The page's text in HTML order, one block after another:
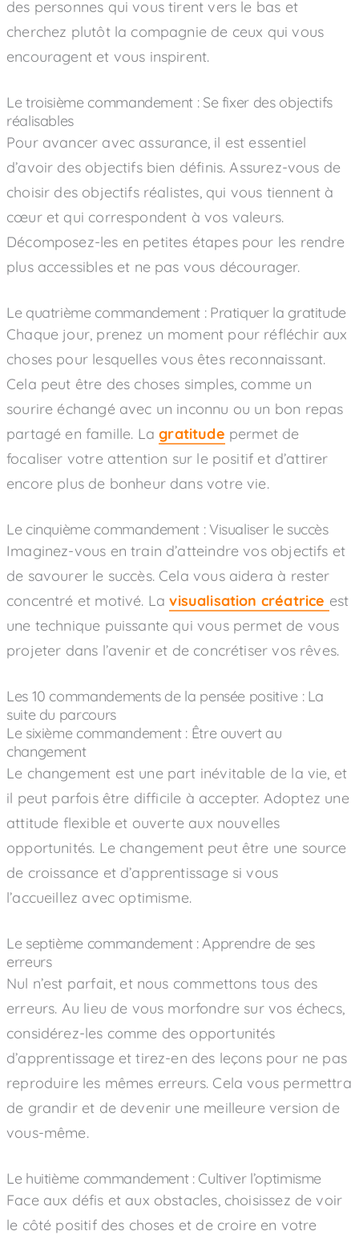
des personnes qui vous tirent vers le bas et
cherchez plutôt la compagnie de ceux qui vous
encouragent et vous inspirent.
Le troisième commandement : Se fixer des objectifs
réalisables
Pour avancer avec assurance, il est essentiel
d’avoir des objectifs bien définis. Assurez-vous de
choisir des objectifs réalistes, qui vous tiennent à
cœur et qui correspondent à vos valeurs.
Décomposez-les en petites étapes pour les rendre
plus accessibles et ne pas vous décourager.
Le quatrième commandement : Pratiquer la gratitude
Chaque jour, prenez un moment pour réfléchir aux
choses pour lesquelles vous êtes reconnaissant.
Cela peut être des choses simples, comme un
sourire échangé avec un inconnu ou un bon repas
partagé en famille. Lagratitude permet de
focaliser votre attention sur le positif et d’attirer
encore plus de bonheur dans votre vie.
Le cinquième commandement : Visualiser le succès
Imaginez-vous en train d’atteindre vos objectifs et
de savourer le succès. Cela vous aidera à rester
concentré et motivé. Lavisualisation créatrice est
une technique puissante qui vous permet de vous
projeter dans l’avenir et de concrétiser vos rêves.
Les 10 commandements de la pensée positive : La
suite du parcours
Le sixième commandement : Être ouvert au
changement
Le changement est une part inévitable de la vie, et
il peut parfois être difficile à accepter. Adoptez une
attitude flexible et ouverte aux nouvelles
opportunités. Le changement peut être une source
de croissance et d’apprentissage si vous
l’accueillez avec optimisme.
Le septième commandement : Apprendre de ses
erreurs
Nul n’est parfait, et nous commettons tous des
erreurs. Au lieu de vous morfondre sur vos échecs,
considérez-les comme des opportunités
d’apprentissage et tirez-en des leçons pour ne pas
reproduire les mêmes erreurs. Cela vous permettra
de grandir et de devenir une meilleure version de
vous-même.
Le huitième commandement : Cultiver l’optimisme
Face aux défis et aux obstacles, choisissez de voir
le côté positif des choses et de croire en votre